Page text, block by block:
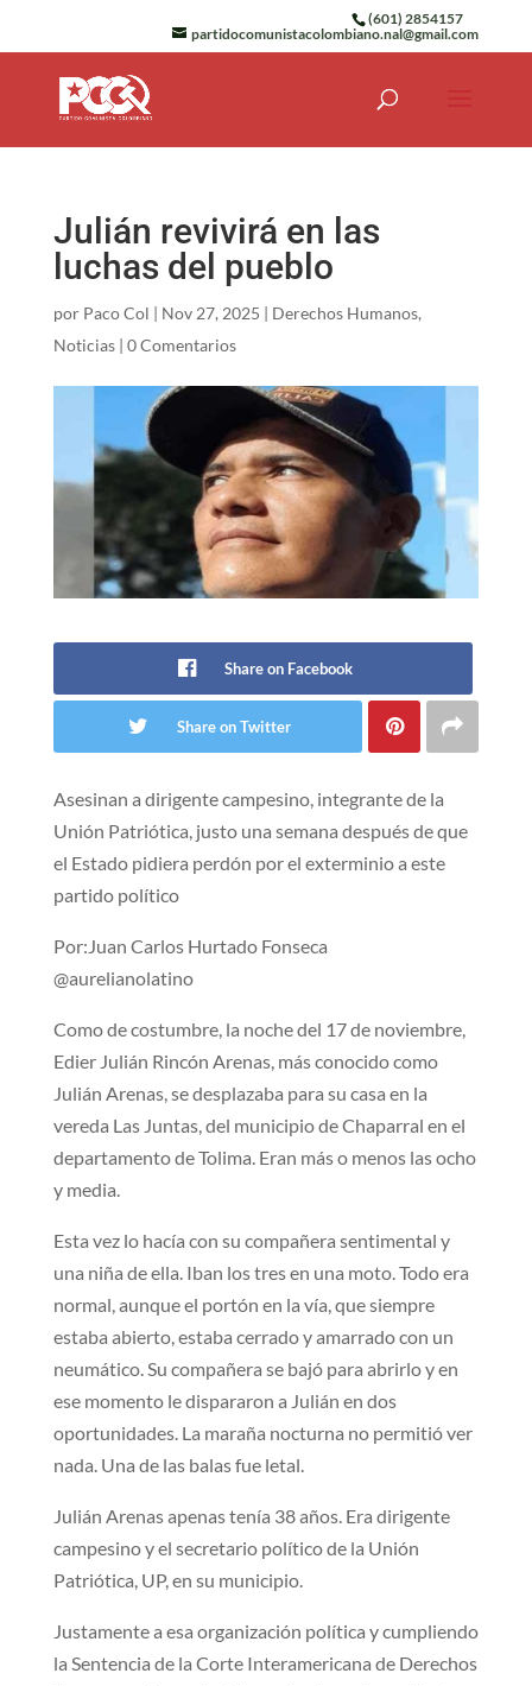
(601) 2854157
partidocomunistacolombiano.nal@gmail.com
Julián revivirá en las
luchas del pueblo
por Paco Col | Nov 27, 2025 | Derechos Humanos,
Noticias| 0 Comentarios
Share on Facebook
Share on Twitter
Asesinan a dirigente campesino, integrante de la
Unión Patriótica, justo una semana después de que
el Estado pidiera perdón por el exterminio a este
partido político
Por:Juan Carlos Hurtado Fonseca
@aurelianolatino
Como de costumbre, la noche del 17 de noviembre,
Edier Julián Rincón Arenas, más conocido como
Julián Arenas, se desplazaba para su casa en la
vereda Las Juntas, del municipio de Chaparral en el
departamento de Tolima. Eran más o menos las ocho
y media.
Esta vez lo hacía con su compañera sentimental y
una niña de ella. Iban los tres en una moto. Todo era
normal, aunque el portón en la vía, que siempre
estaba abierto, estaba cerrado y amarrado con un
neumático. Su compañera se bajó para abrirlo y en
ese momento le dispararon a Julián en dos
oportunidades. La maraña nocturna no permitió ver
nada. Una de las balas fue letal.
Julián Arenas apenas tenía 38 años. Era dirigente
campesino y el secretario político de la Unión
Patriótica, UP, en su municipio.
Justamente a esa organización política y cumpliendo
la Sentencia de la Corte Interamericana de Derechos